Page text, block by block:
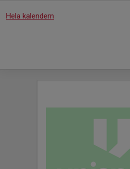
Hela kalendern